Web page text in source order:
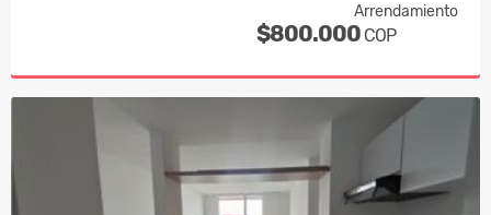
Arrendamiento
$800.000 COP